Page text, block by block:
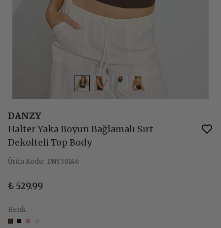
DANZY
Halter Yaka Boyun Bağlamalı Sırt
Dekolteli Top Body
Ürün Kodu: DNY30146
₺ 529.99
Renk